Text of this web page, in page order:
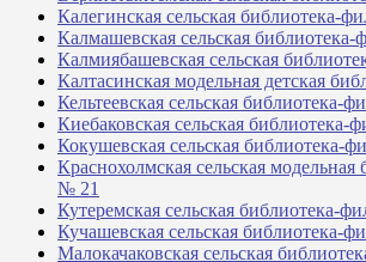
Калегинская сельская библиотека-
Калмашевская сельская
Калмиябашевская сельская
Калтасинская модельная детская
Кельтеевская сельская библиотека-
Киебаковская сельская библиотека-
Кокушевская сельская библиотека-
Краснохолмская сельская
№ 21
Кутеремская сельская библиотека-
Кучашевская сельская библиотека-
Малокачаковская сельская